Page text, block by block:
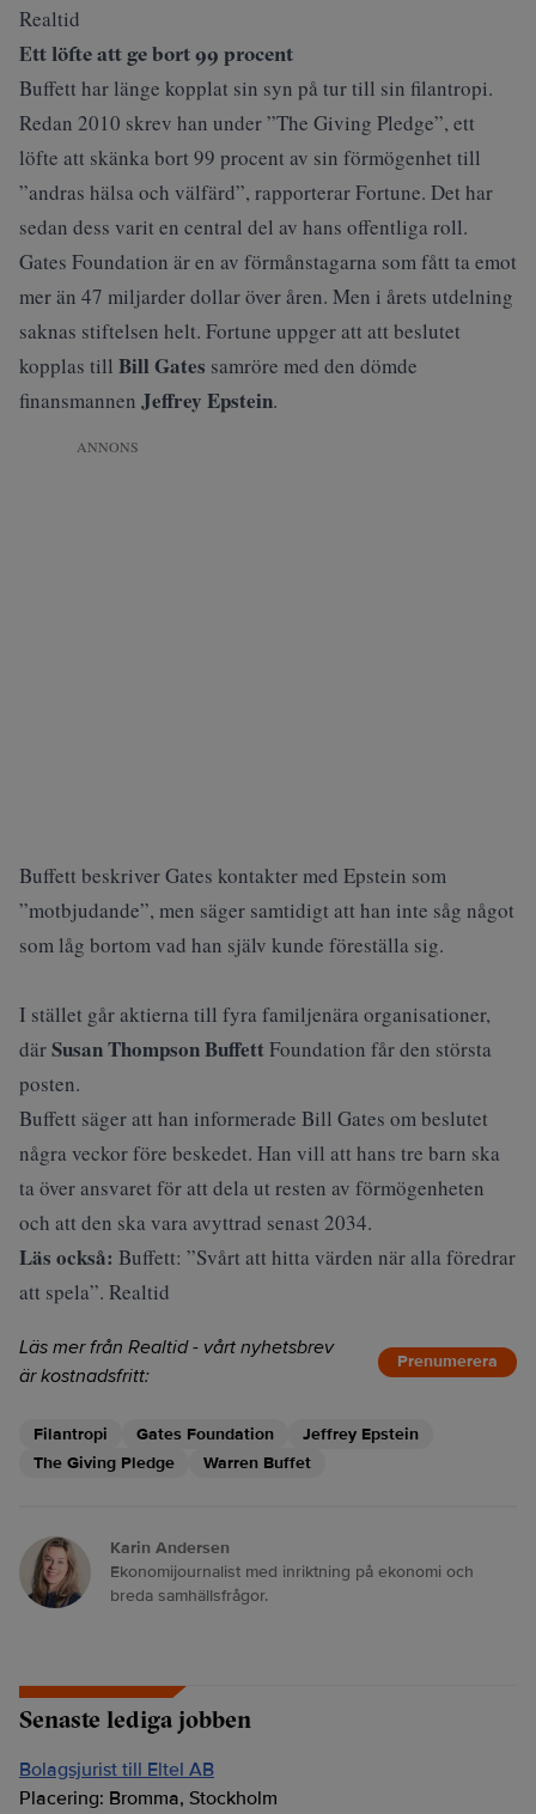
Realtid
Ett löfte att ge bort 99 procent
Buffett har länge kopplat sin syn på tur till sin filantropi.
Redan 2010 skrev han under ”The Giving Pledge”, ett
löfte att skänka bort 99 procent av sin förmögenhet till
”andras hälsa och välfärd”, rapporterarFortune. Det har
sedan dess varit en central del av hans offentliga roll.
Gates Foundation är en av förmånstagarna som fått ta emot
mer än 47 miljarder dollar över åren. Men i årets utdelning
saknas stiftelsen helt. Fortune uppger att att beslutet
kopplas till Bill Gates samröre med den dömde
finansmannen Jeffrey Epstein.
ANNONS
Buffett beskriver Gates kontakter med Epstein som
”motbjudande”, men säger samtidigt att han inte såg något
som låg bortom vad han själv kunde föreställa sig.
I stället går aktierna till fyra familjenära organisationer,
därSusan Thompson BuffettFoundation får den största
posten.
Buffett säger att han informerade Bill Gates om beslutet
några veckor före beskedet. Han vill att hans tre barn ska
ta över ansvaret för att dela ut resten av förmögenheten
och att den ska vara avyttrad senast 2034.
Läs också: Buffett: ”Svårt att hitta värden när alla föredrar
att spela”. Realtid
Läs mer från Realtid - vårt nyhetsbrev
är kostnadsfritt:
Prenumerera
Filantropi Gates Foundation
Jeffrey Epstein
The Giving Pledge
Warren Buffet
Karin Andersen
Ekonomijournalist med inriktning på ekonomi och
breda samhällsfrågor.
Senaste lediga jobben
Bolagsjurist till Eltel AB
Placering: Bromma, Stockholm